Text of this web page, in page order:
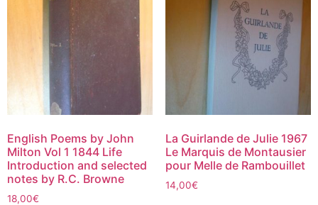
English Poems by John
Milton Vol 1 1844 Life
Introduction and selected
notes by R.C. Browne
18,00€
La Guirlande de Julie 1967
Le Marquis de Montausier
pour Melle de Rambouillet
14,00€